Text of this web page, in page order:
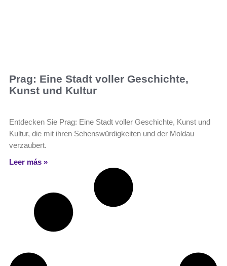
Prag: Eine Stadt voller Geschichte,
Kunst und Kultur
Entdecken Sie Prag: Eine Stadt voller Geschichte, Kunst und
Kultur, die mit ihren Sehenswürdigkeiten und der Moldau
verzaubert.
Leer más »